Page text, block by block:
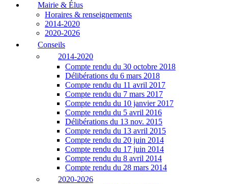
Mairie & Élus
Horaires & renseignements
2014-2020
2020-2026
Conseils
2014-2020
Compte rendu du 30 octobre 2018
Délibérations du 6 mars 2018
Compte rendu du 11 avril 2017
Compte rendu du 7 mars 2017
Compte rendu du 10 janvier 2017
Compte rendu du 5 avril 2016
Délibérations du 13 nov. 2015
Compte rendu du 13 avril 2015
Compte rendu du 20 juin 2014
Compte rendu du 17 juin 2014
Compte rendu du 8 avril 2014
Compte rendu du 28 mars 2014
2020-2026